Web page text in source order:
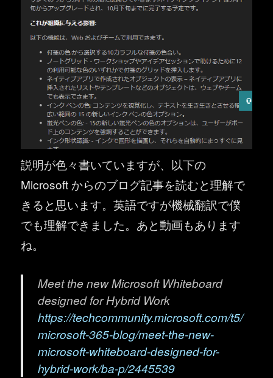
説明が色々書いていますが、以下の
Microsoft からのブログ記事を読むと理解で
きると思います。英語ですが機械翻訳で僕
でも理解できました。あと動画もあります
ね。
Meet the new Microsoft Whiteboard
designed for Hybrid Work
https://techcommunity.microsoft.com/t5/
microsoft-365-blog/meet-the-new-
microsoft-whiteboard-designed-for-
hybrid-work/ba-p/2445539